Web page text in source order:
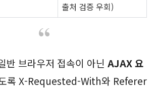
출처 검증 우회)
반 브라우저 접속이 아닌 AJAX 요
록 X-Requested-With와 Referer